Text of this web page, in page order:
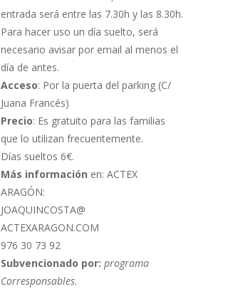
entrada será entre las 7.30h y las 8.30h.
Para hacer uso un día suelto, será
necesario avisar por email al menos el
día de antes.
Acceso: Por la puerta del parking (C/
Juana Francés)
Precio: Es gratuito para las familias
que lo utilizan frecuentemente.
Días sueltos 6€.
Más información en: ACTEX
ARAGÓN:
JOAQUINCOSTA@
ACTEXARAGON.COM
976 30 73 92
Subvencionado por: programa
Corresponsables.